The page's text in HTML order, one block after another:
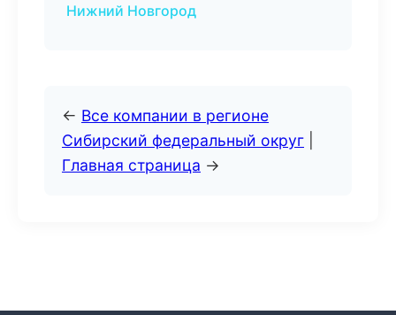
Нижний Новгород
← Все компании в регионе
Сибирский федеральный округ
Главная страница →